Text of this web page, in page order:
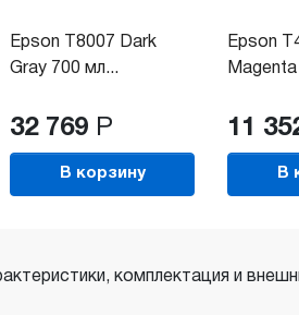
Epson T8007 Dark
Gray 700 мл...
32 769 Р
В корзину
Epson
11
В
комплектация и